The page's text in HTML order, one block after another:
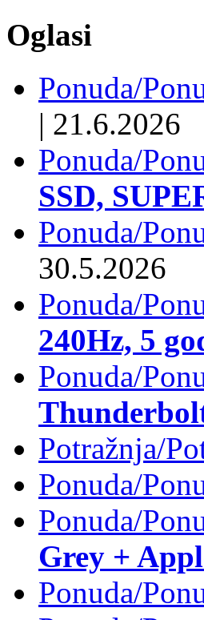
Oglasi
Ponuda/
| 21.6.2026
Ponuda/
SSD,
Ponuda/
30.5.2026
Ponuda/
240Hz, 5
Ponuda/
Potražnja/
Ponuda/
Ponuda/
Grey +
Ponuda/